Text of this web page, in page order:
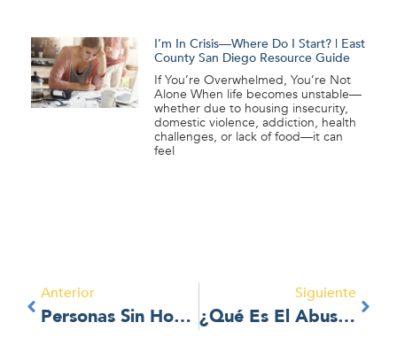
I’m In Crisis—Where Do I Start? | East
County San Diego Resource Guide
If You’re Overwhelmed, You’re Not
Alone When life becomes unstable—
whether due to housing insecurity,
domestic violence, addiction, health
challenges, or lack of food—it can
feel
Anterior
Personas Sin Hogar, Enfermedades Mentales Y Drogodependencia
Siguiente
¿Qué Es El Abuso Financiero?